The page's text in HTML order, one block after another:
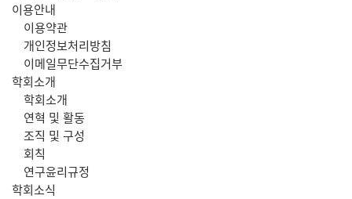
주
뉴
이용안내
이용약관
개인정보처리방침
이메일무단수집거부
학회소개
학회소개
연혁 및 활동
조직 및 구성
회칙
연구윤리규정
학회소식